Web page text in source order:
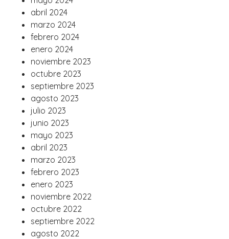
abril 2024
marzo 2024
febrero 2024
enero 2024
noviembre 2023
octubre 2023
septiembre 2023
agosto 2023
julio 2023
junio 2023
mayo 2023
abril 2023
marzo 2023
febrero 2023
enero 2023
noviembre 2022
octubre 2022
septiembre 2022
agosto 2022